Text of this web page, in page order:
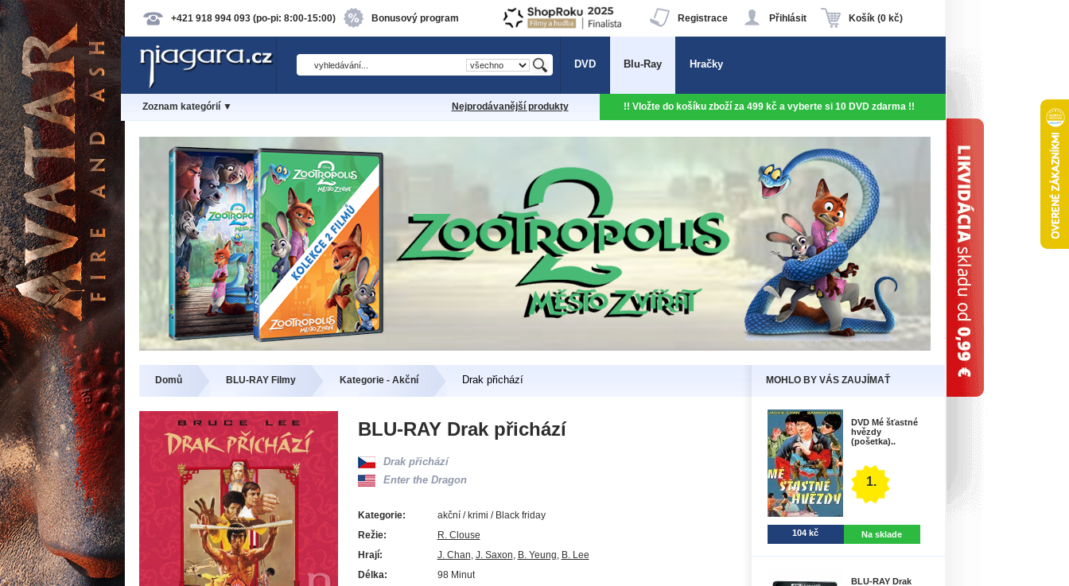
+421 918 994 093 (po-pi: 8:00-15:00) Bonusový program Košík (0 kč)
Přihlásit
Registrace
DVD Blu-Ray Hračky
Zoznam kategórií ▼ Nejprodávanější produkty !! Vložte do košíku zboží za 499 kč a vyberte si 10 DVD zdarma !!
Domů BLU-RAY Filmy Kategorie - Akční Drak přichází MOHLO BY VÁS ZAUJÍMAŤ
BLU-RAY Drak přichází
Drak přichází
Enter the Dragon
Kategorie:
akční / krimi / Black friday
Režie:
R. Clouse
Hrají:
J. Chan, J. Saxon, B. Yeung, B. Lee
Délka:
98 Minut
DVD Mé šťastné
hvězdy
(pošetka)..
1.
104 kč Na sklade
BLU-RAY Drak